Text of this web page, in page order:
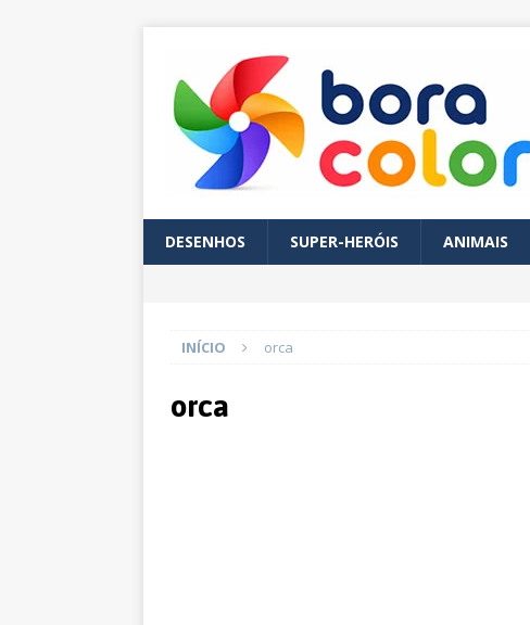
DESENHOS SUPER-HERÓIS ANIMAIS
INÍCIO orca
orca